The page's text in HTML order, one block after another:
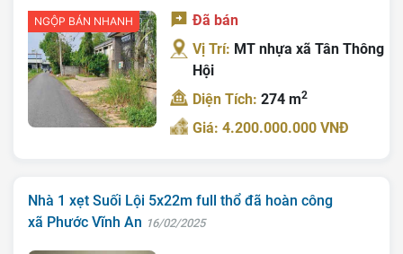
NGỘP BÁN NHANH
Đã bán
Vị Trí: MT nhựa xã Tân Thông
Hội
Diện Tích:274 m2
Giá: 4.200.000.000 VNĐ
Nhà 1 xẹt Suối Lội 5x22m full thổ đã hoàn công
xã Phước Vĩnh An 16/02/2025